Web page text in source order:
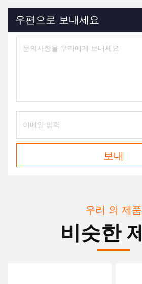
우편으로 보내세요
보내
우리 의 제품
비슷한